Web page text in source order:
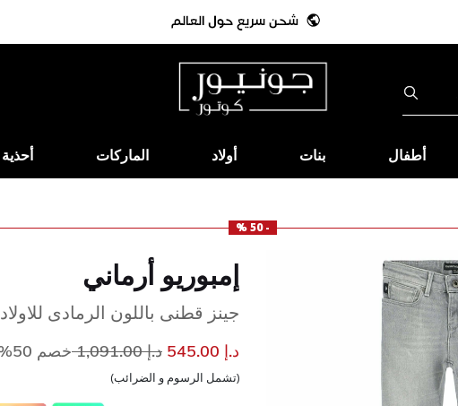
أطفال بنات أولاد الماركات أحذية
- 50 %
إمبوريو أرماني
جينز قطنى باللون الرمادى للاولاد
د.إ 545.00 سعر مخفض مند.إ 1,091.00 إلى
خصم 50%
(تشمل الرسوم و الضرائب)